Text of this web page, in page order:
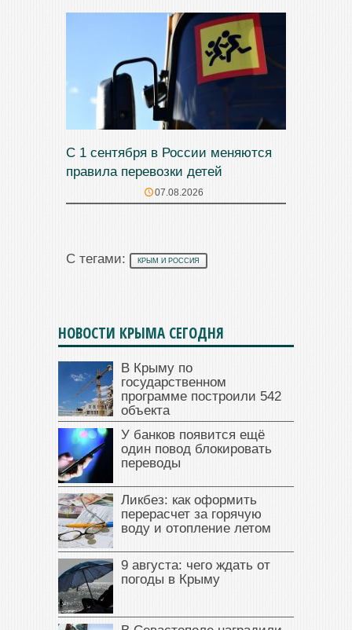
С 1 сентября в России меняются
правила перевозки детей
07.08.2026
С тегами: КРЫМ И РОССИЯ
НОВОСТИ КРЫМА СЕГОДНЯ
В Крыму по
государственном
программе построили 542
объекта
У банков появится ещё
один повод блокировать
переводы
Ликбез: как оформить
перерасчет за горячую
воду и отопление летом
9 августа: чего ждать от
погоды в Крыму